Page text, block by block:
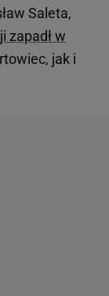
Saleta,
zapadł w
jak i